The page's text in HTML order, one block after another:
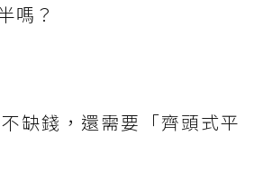
嗎？
缺錢，還需要「齊頭式平